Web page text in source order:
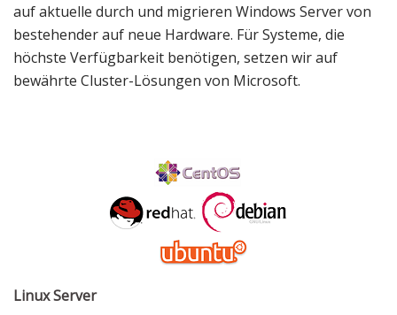
auf aktuelle durch und migrieren Windows Server von
bestehender auf neue Hardware. Für Systeme, die
höchste Verfügbarkeit benötigen, setzen wir auf
bewährte Cluster-Lösungen von Microsoft.
Linux Server